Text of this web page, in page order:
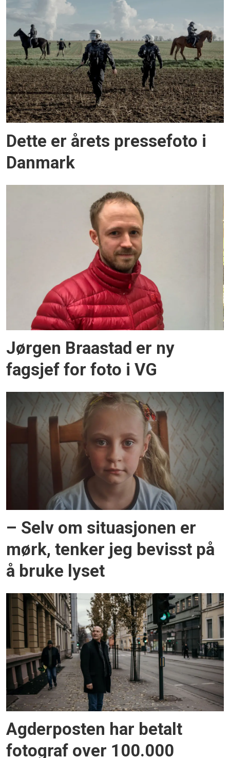
Dette er årets pressefoto i
Danmark
Jørgen Braastad er ny
fagsjef for foto i VG
– Selv om situasjonen er
mørk, tenker jeg bevisst på
å bruke lyset
Agderposten har betalt
fotograf over 100.000